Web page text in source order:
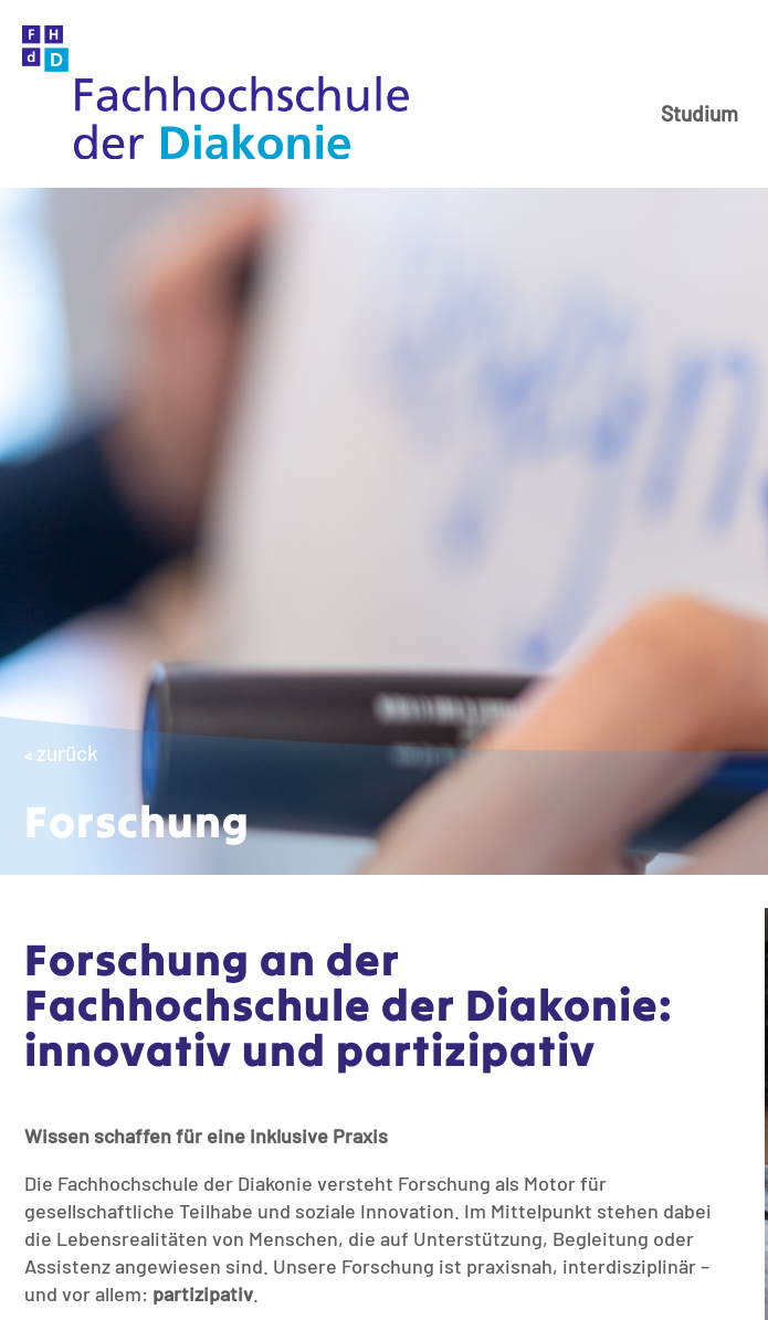
Studium
< zurück
Forschung
Forschung an der
Fachhochschule der Diakonie:
innovativ und partizipativ
Wissen schaffen für eine inklusive Praxis
Die Fachhochschule der Diakonie versteht Forschung als Motor für
gesellschaftliche Teilhabe und soziale Innovation. Im Mittelpunkt stehen dabei
die Lebensrealitäten von Menschen, die auf Unterstützung, Begleitung oder
Assistenz angewiesen sind. Unsere Forschung ist praxisnah, interdisziplinär –
und vor allem: partizipativ